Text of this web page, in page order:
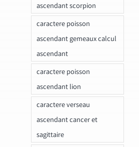
ascendant scorpion
caractere poisson
ascendant gemeaux calcul
ascendant
caractere poisson
ascendant lion
caractere verseau
ascendant cancer et
sagittaire